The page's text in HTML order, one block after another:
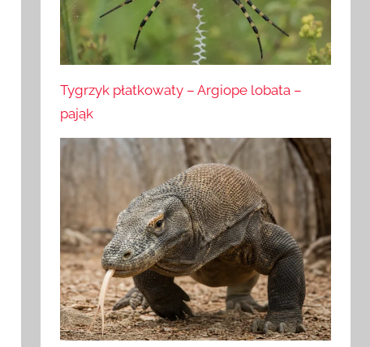
Tygrzyk płatkowaty – Argiope lobata –
pająk